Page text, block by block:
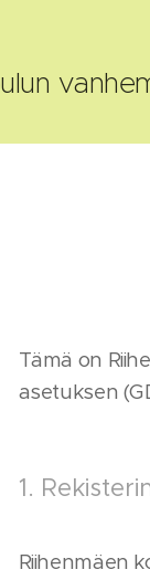
Tämä on
asetuksen
1.
Riihenmäen